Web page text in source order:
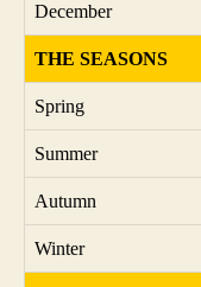
December
THE SEASONS
Spring
Summer
Autumn
Winter